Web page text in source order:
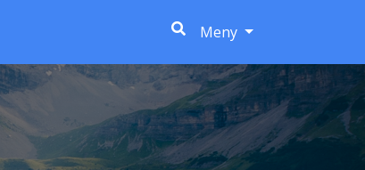
Meny (current)